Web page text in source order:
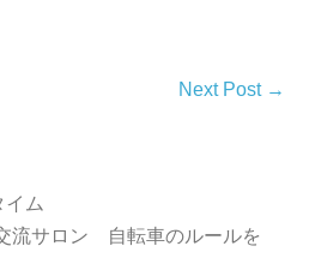
Next Post →
イム
流サロン 自転車のルールを